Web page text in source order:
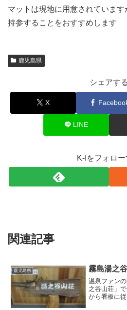
マットは現地に用意されていま
持参することをおすすめします
鹿児島県
シェアする
X
LINE
K-Iをフォロー
関連記事
鹿児島県 霧島湯之
温泉ファン
之谷山荘」
から看板に